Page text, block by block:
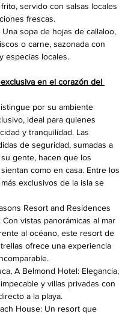
servido con salsas locales
frescas.
Una sopa de hojas de callaloo,
o carne, sazonada con
especias locales.
en el corazón del
por su ambiente
ideal para quienes
y tranquilidad. Las
de seguridad, sumadas a
gente, hacen que los
como en casa. Entre los
exclusivos de la isla se
Resort and Residences
Con vistas panorámicas al mar
al océano, este resort de
ofrece una experiencia
A Belmond Hotel: Elegancia,
y villas privadas con
a la playa.
House: Un resort que